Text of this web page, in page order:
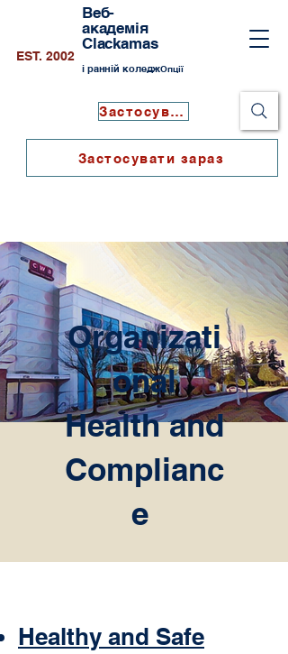
Веб-
академія
Clackamas
і ранній коледжОпції
EST. 2002
Застосувати зараз
Застосувати зараз
Organizati
onal
Health and
Complianc
e
Healthy and Safe